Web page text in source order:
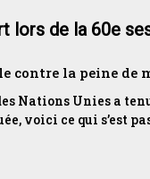
lors de la 60e
contre la peine de
Nations Unies a
voici ce qui s’est